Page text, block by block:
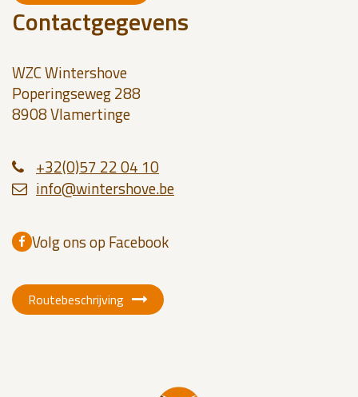
Contactgegevens
WZC Wintershove
Poperingseweg 288
8908 Vlamertinge
+32(0)57 22 04 10
info@wintershove.be
Volg ons op Facebook
Routebeschrijving